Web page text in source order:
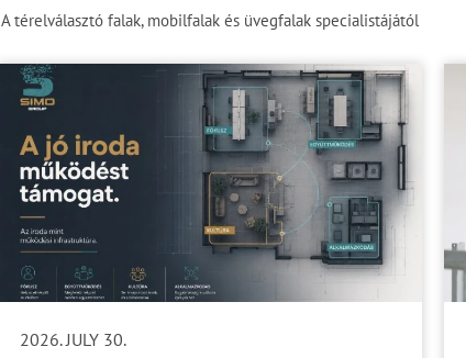
A térelválasztó falak, mobilfalak és üvegfalak specialistájától
2026. JULY 30.